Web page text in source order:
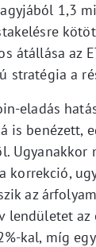
1,3
átállása az
stratégia a
eladás
is benézett,
Ugyanakkor
az
az
kal, míg